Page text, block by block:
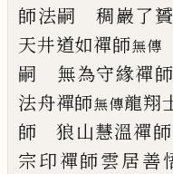
師法嗣 稠巖了
天井道如禪師無傳
嗣 無為守緣禪師
法舟禪師無傳龍翔
師 狼山慧溫禪師
宗印禪師雲居善